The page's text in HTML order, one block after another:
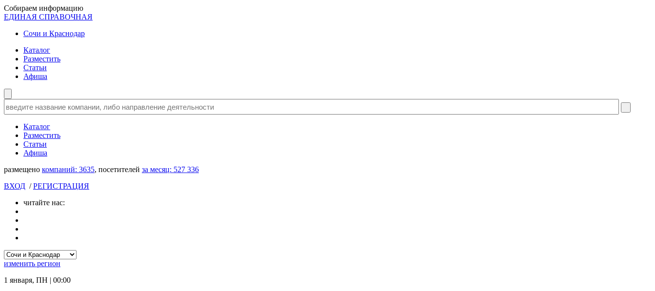
Собираем информацию
ЕДИНАЯ СПРАВОЧНАЯ
Сочи и Краснодар
Каталог
Разместить
Статьи
Афиша
Каталог
Разместить
Статьи
Афиша
размещено компаний: 3635, посетителей за месяц: 527 336
ВХОД /РЕГИСТРАЦИЯ
читайте нас:
изменить регион
1 января, ПН | 00:00